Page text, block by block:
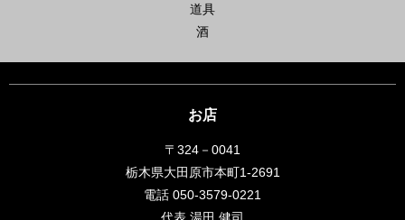
道具
酒
お店
〒324－0041
栃木県大田原市本町1-2691
電話 050-3579-0221